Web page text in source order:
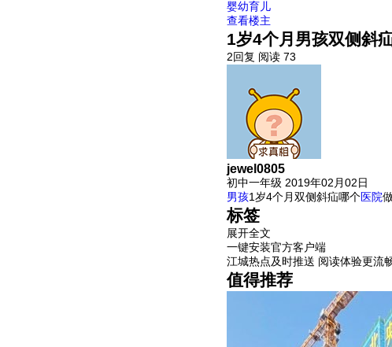
婴幼育儿
查看楼主
1岁4个月男孩双侧斜
2回复 阅读 73
jewel0805
初中一年级 2019年02月02日
男孩1岁4个月双侧斜疝哪个医院
标签
展开全文
一键安装官方客户端
江城热点及时推送 阅读体验更流
值得推荐